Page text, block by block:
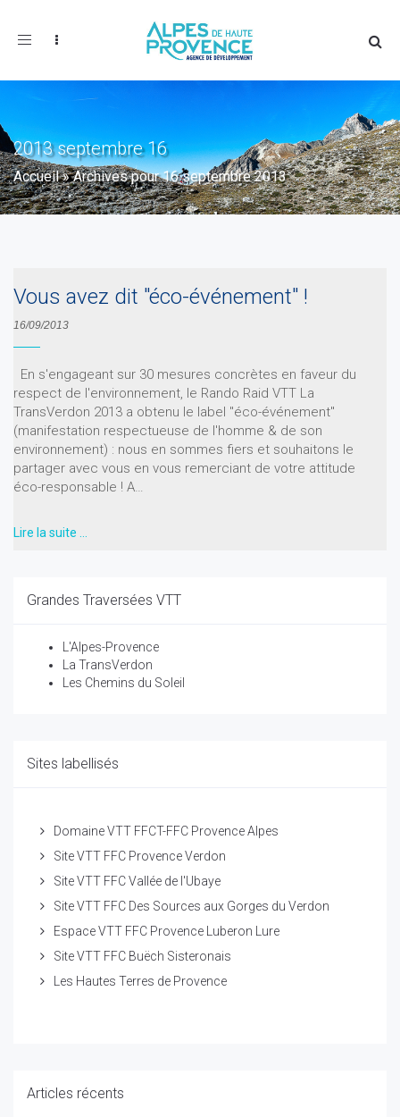
Toggle
2013 septembre 16
Accueil»Archives pour 16 septembre 2013
Vous avez dit "éco-événement" !
16/09/2013
En s'engageant sur 30 mesures concrètes en faveur du
respect de l'environnement, le Rando Raid VTT La
TransVerdon 2013 a obtenu le label "éco-événement"
(manifestation respectueuse de l'homme & de son
environnement) : nous en sommes fiers et souhaitons le
partager avec vous en vous remerciant de votre attitude
éco-responsable ! A…
Lire la suite …
Grandes Traversées VTT
L'Alpes-Provence
La TransVerdon
Les Chemins du Soleil
Sites labellisés
Domaine VTT FFCT-FFC Provence Alpes
Site VTT FFC Provence Verdon
Site VTT FFC Vallée de l'Ubaye
Site VTT FFC Des Sources aux Gorges du Verdon
Espace VTT FFC Provence Luberon Lure
Site VTT FFC Buëch Sisteronais
Les Hautes Terres de Provence
Articles récents